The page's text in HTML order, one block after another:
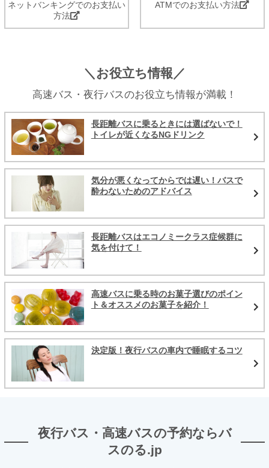
ネットバンキングでのお支払い
方法
ATMでのお支払い方法
＼お役立ち情報／
高速バス・夜行バスのお役立ち情報が満載！
長距離バスに乗るときには選ばないで！
トイレが近くなるNGドリンク
気分が悪くなってからでは遅い！バスで
酔わないためのアドバイス
長距離バスはエコノミークラス症候群に
気を付けて！
高速バスに乗る時のお菓子選びのポイン
ト＆オススメのお菓子を紹介！
決定版！夜行バスの車内で睡眠するコツ
夜行バス・高速バスの予約ならバ
スのる.jp